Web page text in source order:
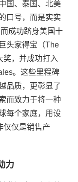
国、泰国、北美
口号，而是实实
成功跻身美国十
头家得宝（The
奖，并成功打入
。这些里程碑
品质，更彰显了
而致力于将一种
每个家庭，用设
仅仅是销售产
力